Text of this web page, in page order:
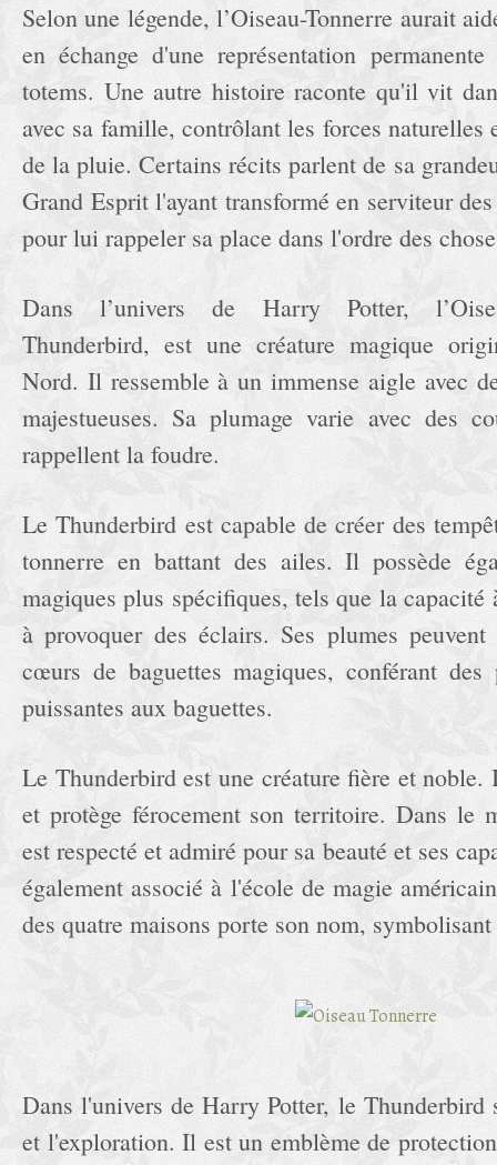
Selon une légende, l’Oiseau-Tonnerre aurait
en échange d'une représentation
totems. Une autre histoire raconte qu'il vit
avec sa famille, contrôlant les forces naturelles
de la pluie. Certains récits parlent de sa
Grand Esprit l'ayant transformé en serviteur
pour lui rappeler sa place dans l'ordre des
Dans l’univers de Harry Potter,
Thunderbird, est une créature magique
Nord. Il ressemble à un immense aigle avec
majestueuses. Sa plumage varie avec des
rappellent la foudre.
Le Thunderbird est capable de créer des
tonnerre en battant des ailes. Il possède
magiques plus spécifiques, tels que la capacité
à provoquer des éclairs. Ses plumes
cœurs de baguettes magiques, conférant des
puissantes aux baguettes.
Le Thunderbird est une créature fière et
et protège férocement son territoire. Dans le
est respecté et admiré pour sa beauté et ses
également associé à l'école de magie
des quatre maisons porte son nom,
Dans l'univers de Harry Potter, le Thunderbird
et l'exploration. Il est un emblème de